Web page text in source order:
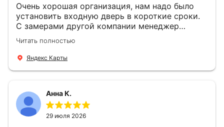
Очень хорошая организация, нам надо было
установить входную дверь в короткие сроки.
С замерами другой компании менеджер
компании Филлип, быстро предоставил нам
варианты дверей, монтаж тоже был очень
четкий, позвонили, согласовали и установили
Читать полностью
Яндекс Карты
Анна К.
29 июля 2026